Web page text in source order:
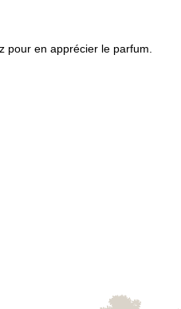
pour en apprécier le parfum.